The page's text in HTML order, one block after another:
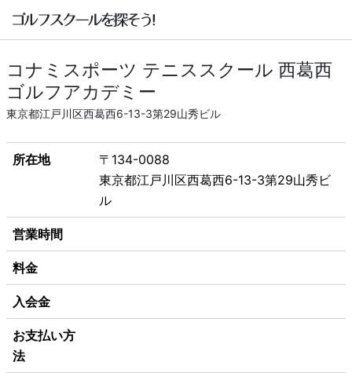
コナミスポーツ テニススクール 西葛西
ゴルフアカデミー
東京都江戸川区西葛西6-13-3第29山秀ビル
所在地
〒134-0088
東京都江戸川区西葛西6-13-3第29山秀ビ
ル
営業時間
料金
入会金
お支払い方
法